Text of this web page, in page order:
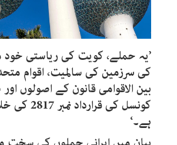
’یہ حملے، کویت کی ریاستی خود
کی سرزمین کی سالمیت، اقوام
بین الاقوامی قانون کے اصولوں
کونسل کی
ہے۔‘